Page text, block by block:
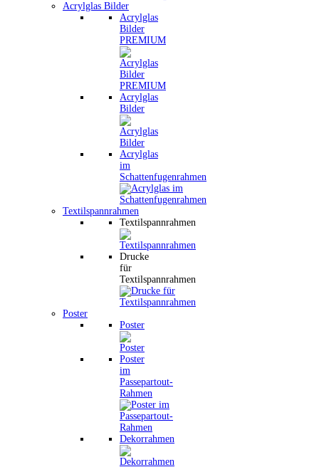
Acrylglas Bilder
Acrylglas
Bilder
PREMIUM
Acrylglas
Bilder
Acrylglas
im
Schattenfugenrahmen
Textilspannrahmen
Textilspannrahmen
Drucke
für
Textilspannrahmen
Poster
Poster
Poster
im
Passepartout-
Rahmen
Dekorrahmen